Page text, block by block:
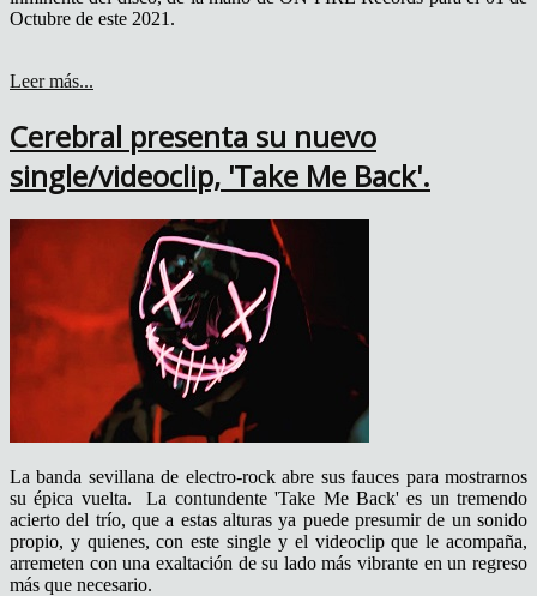
Octubre de este 2021.
Leer más...
Cerebral presenta su nuevo
single/videoclip, 'Take Me Back'.
La banda sevillana de electro-rock abre sus fauces para mostrarnos
su épica vuelta. La contundente 'Take Me Back' es un tremendo
acierto del trío, que a estas alturas ya puede presumir de un sonido
propio, y quienes, con este single y el videoclip que le acompaña,
arremeten con una exaltación de su lado más vibrante en un regreso
más que necesario.